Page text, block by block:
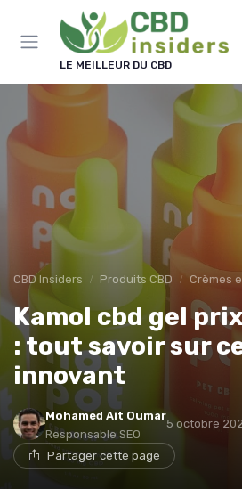
LE MEILLEUR DU CBD
CBD Insiders Produits CBD Crèmes
Kamol cbd gel
: tout savoir sur
innovant
Mohamed Ait Oumar
Responsable SEO
5 octobre
Partager cette page
Panneau de gestion des cookies